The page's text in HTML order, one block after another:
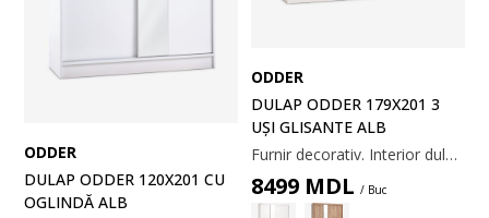
ODDER
DULAP ODDER 120X201 CU
OGLINDĂ ALB
ODDER
DULAP ODDER 179X201 3
UȘI GLISANTE ALB
Furnir decorativ. Interior dulap: 6 rafturi și 2 bare pentru umerașe. 179x201x62 cm
8499 MDL / Buc